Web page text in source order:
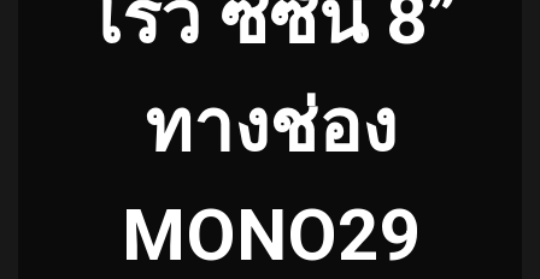
โรว์ ซีซั่น 8”
ทางช่อง
MONO29